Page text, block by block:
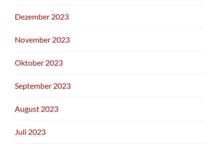
Dezember 2023
November 2023
Oktober 2023
September 2023
August 2023
Juli 2023